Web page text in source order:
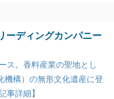
ーディングカンパニー
ス。香料産業の聖地とし
機構）の無形文化遺産に登
事詳細】